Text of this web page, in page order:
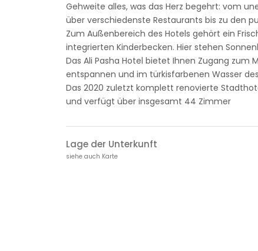
Gehweite alles, was das Herz begehrt: vom
über verschiedenste Restaurants bis zu den
Zum Außenbereich des Hotels gehört ein
integrierten Kinderbecken. Hier stehen
Das Ali Pasha Hotel bietet Ihnen Zugang zum
entspannen und im türkisfarbenen Wasser
Das 2020 zuletzt komplett renovierte
und verfügt über insgesamt 44 Zimmer
Lage der Unterkunft
siehe auch Karte